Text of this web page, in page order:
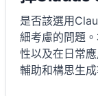
是否該選用
細考慮的問題
性以及在日常
輔助和構思生